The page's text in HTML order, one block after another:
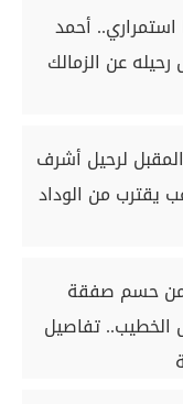
أحمد
عن الزمالك
لرحيل أشرف
يقترب من الوداد
من حسم صفقة
الخطيب.. تفاصيل